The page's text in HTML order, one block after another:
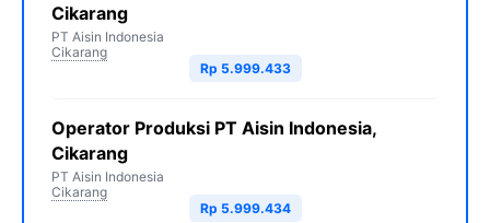
Cikarang
PT Aisin Indonesia
Cikarang
Rp 5.999.433
Operator Produksi PT Aisin Indonesia,
Cikarang
PT Aisin Indonesia
Cikarang
Rp 5.999.434